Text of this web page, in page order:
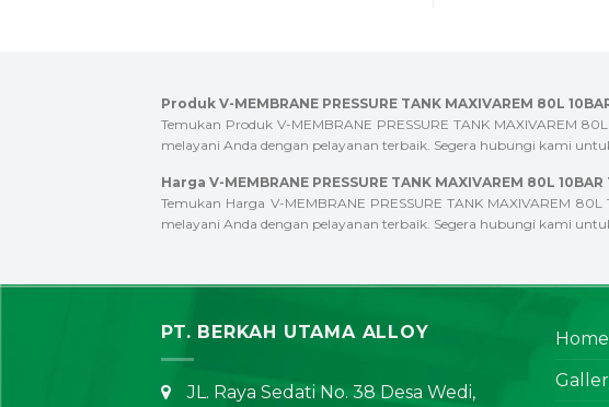
Produk V-MEMBRANE PRESSURE TANK MAXIVAREM 80L
Temukan Produk V-MEMBRANE PRESSURE TANK MAXIVAREM
melayani Anda dengan pelayanan terbaik. Segera hubungi kami
Harga V-MEMBRANE PRESSURE TANK MAXIVAREM 80L
Temukan Harga V-MEMBRANE PRESSURE TANK MAXIVAREM
melayani Anda dengan pelayanan terbaik. Segera hubungi kami
PT. BERKAH UTAMA ALLOY
JL. Raya Sedati No. 38 Desa Wedi,
Home